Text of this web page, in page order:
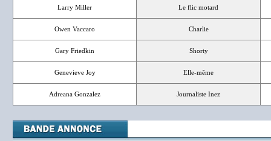
Larry Miller Le flic motard
Owen Vaccaro Charlie
Gary Friedkin Shorty
Genevieve Joy Elle-même
Adreana Gonzalez Journaliste Inez